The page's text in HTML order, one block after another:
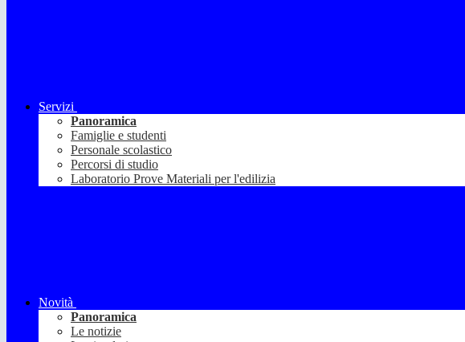
Servizi
Panoramica
Famiglie e studenti
Personale scolastico
Percorsi di studio
Laboratorio Prove Materiali per l'edilizia
Novità
Panoramica
Le notizie